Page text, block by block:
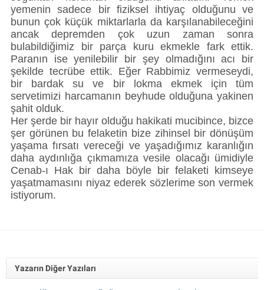
yemenin sadece bir fiziksel ihtiyaç olduğunu ve
bunun çok küçük miktarlarla da karşılanabileceğini
ancak depremden çok uzun zaman sonra
bulabildiğimiz bir parça kuru ekmekle fark ettik.
Paranın ise yenilebilir bir şey olmadığını acı bir
şekilde tecrübe ettik. Eğer Rabbimiz vermeseydi,
bir bardak su ve bir lokma ekmek için tüm
servetimizi harcamanın beyhude olduğuna yakinen
şahit olduk.
Her şerde bir hayır olduğu hakikati mucibince, bizce
şer görünen bu felaketin bize zihinsel bir dönüşüm
yaşama fırsatı vereceği ve yaşadığımız karanlığın
daha aydınlığa çıkmamıza vesile olacağı ümidiyle
Cenab-ı Hak bir daha böyle bir felaketi kimseye
yaşatmamasını niyaz ederek sözlerime son vermek
istiyorum.
Yazarın Diğer Yazıları